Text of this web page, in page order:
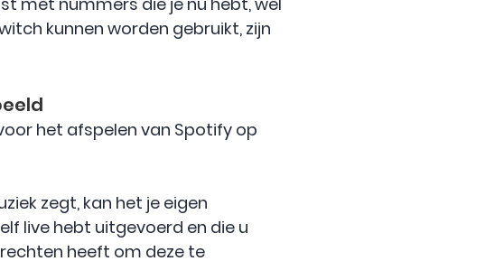
kunnen worden gebruikt, zijn
het afspelen van Spotify op
zegt, kan het je eigen
live hebt uitgevoerd en die u
heeft om deze te